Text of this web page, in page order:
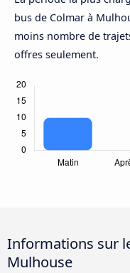
bus de Colmar à
moins nombre de
offres seulement.
Informations sur
Mulhouse